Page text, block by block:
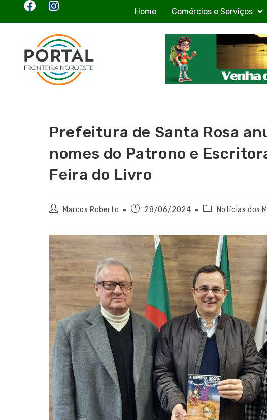
Home Comércios e Serviços
Prefeitura de Santa Rosa
nomes do Patrono e
Feira do Livro
Marcos Roberto 28/06/2024 Notícias dos